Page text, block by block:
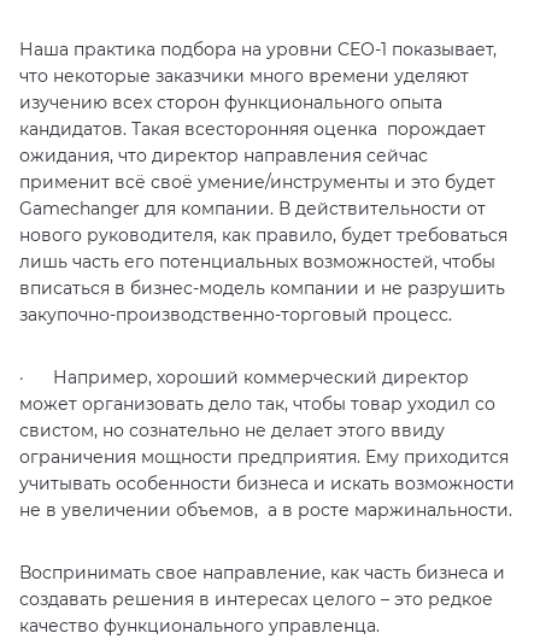
Наша практика подбора на уровни CEO-1 показывает,
что некоторые заказчики много времени уделяют
изучению всех сторон функционального опыта
кандидатов. Такая всесторонняя оценка порождает
ожидания, что директор направления сейчас
применит всё своё умение/инструменты и это будет
Gamechanger для компании. В действительности от
нового руководителя, как правило, будет требоваться
лишь часть его потенциальных возможностей, чтобы
вписаться в бизнес-модель компании и не разрушить
закупочно-производственно-торговый процесс.
· Например, хороший коммерческий директор
может организовать дело так, чтобы товар уходил со
свистом, но сознательно не делает этого ввиду
ограничения мощности предприятия. Ему приходится
учитывать особенности бизнеса и искать возможности
не в увеличении объемов, а в росте маржинальности.
Воспринимать свое направление, как часть бизнеса и
создавать решения в интересах целого – это редкое
качество функционального управленца.